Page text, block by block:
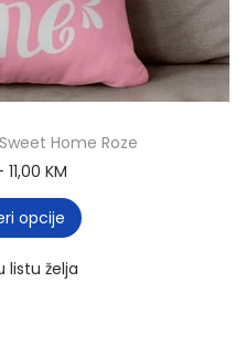
Home Roze
11,00 KM
opcije
listu želja